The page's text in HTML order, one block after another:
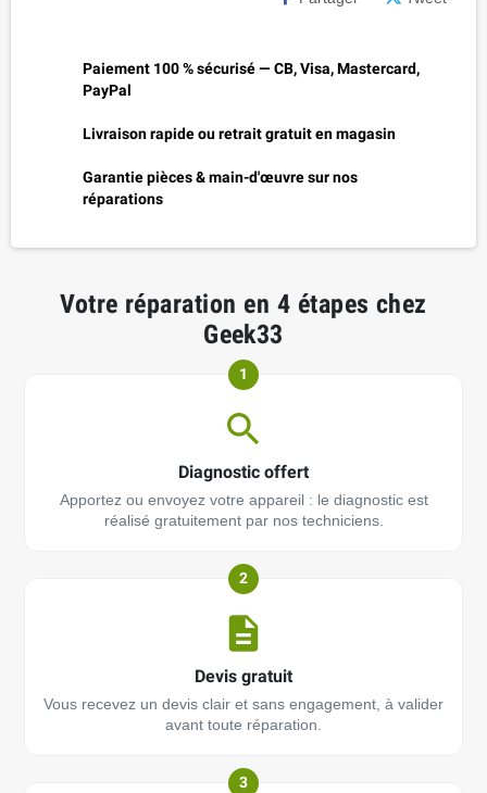
Paiement 100 % sécurisé — CB, Visa, Mastercard,
PayPal
Livraison rapide ou retrait gratuit en magasin
Garantie pièces & main-d'œuvre sur nos
réparations
Votre réparation en 4 étapes chez
Geek33
1
Diagnostic offert
Apportez ou envoyez votre appareil : le diagnostic est
réalisé gratuitement par nos techniciens.
2
Devis gratuit
Vous recevez un devis clair et sans engagement, à valider
avant toute réparation.
3